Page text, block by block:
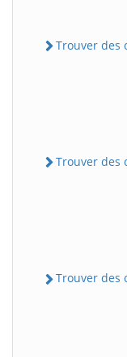
Trouver des
Trouver des
Trouver des